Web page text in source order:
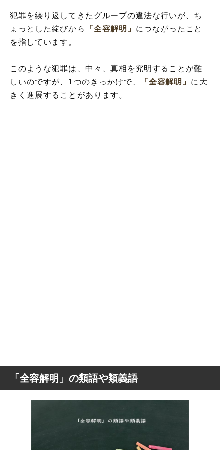
犯罪を繰り返してきたグループの違法な行いが、ち
ょっとした綻びから
「全容解明」 につながったこと
を指しています。
このような犯罪は、中々、真相を究明することが難
しいのですが、1つのきっかけで、
「全容解明」 に大
きく進展することがあります。
「全容解明」の類語や類義語